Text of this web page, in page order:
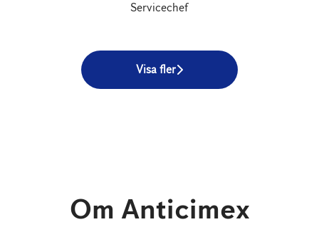
Servicechef
Visa fler
Om Anticimex